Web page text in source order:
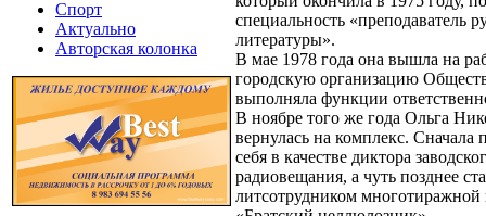
Спорт
Актуально
Авторская колонка
специальность «преподаватель
литературы».
В мае 1978 года она вышла на
городскую организацию
выполняла функции
В ноябре того же года Ольга
вернулась на комплекс. Сначала
себя в качестве диктора
радиовещания, а чуть позднее
литсотрудником многотиражной